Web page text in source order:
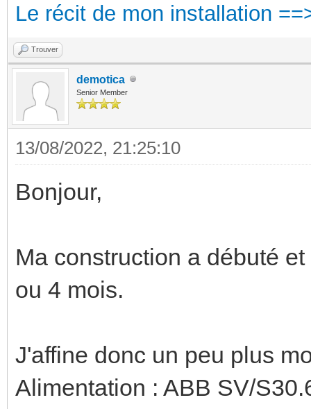
Le récit de mon installation
Trouver
demotica
Senior Member
13/08/2022, 21:25:10
Bonjour,
Ma construction a débuté
ou 4 mois.
J'affine donc un peu plus
Alimentation : ABB SV/